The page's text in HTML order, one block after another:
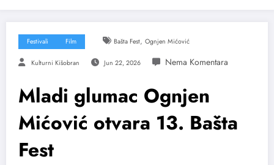
Festivali Film Bašta Fest, Ognjen Mićović
Kulturni Kišobran Jun 22, 2026
Mladi glumac Ognjen
Mićović otvara 13. Bašta
Fest